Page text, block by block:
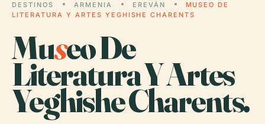
DESTINOS ARMENIA EREVÁN
MUSEO DE
LITERATURA Y ARTES YEGHISHE CHARENTS
Museo De
Literatura Y Artes
Yeghishe Charents.